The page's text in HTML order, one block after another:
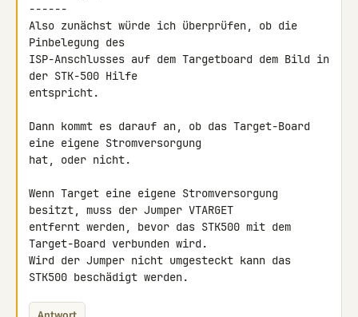
------
Also zunächst würde ich überprüfen, ob die
Pinbelegung des
ISP-Anschlusses auf dem Targetboard dem Bild in
der STK-500 Hilfe
entspricht.
Dann kommt es darauf an, ob das Target-Board
eine eigene Stromversorgung
hat, oder nicht.
Wenn Target eine eigene Stromversorgung
besitzt, muss der Jumper VTARGET
entfernt werden, bevor das STK500 mit dem
Target-Board verbunden wird.
Wird der Jumper nicht umgesteckt kann das
STK500 beschädigt werden.